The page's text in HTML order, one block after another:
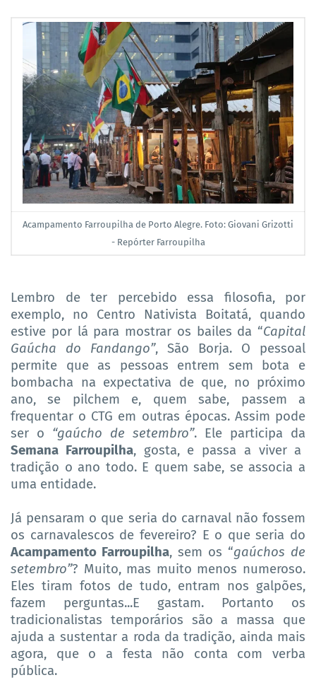
Acampamento Farroupilha de Porto Alegre. Foto: Giovani Grizotti
- Repórter Farroupilha
Lembro de ter percebido essa filosofia, por
exemplo, no Centro Nativista Boitatá, quando
estive por lá para mostrar os bailes da “Capital
Gaúcha do Fandango”, São Borja. O pessoal
permite que as pessoas entrem sem bota e
bombacha na expectativa de que, no próximo
ano, se pilchem e, quem sabe, passem a
frequentar o CTG em outras épocas. Assim pode
ser o “gaúcho de setembro”. Ele participa da
Semana Farroupilha, gosta, e passa a viver a
tradição o ano todo. E quem sabe, se associa a
uma entidade.
Já pensaram o que seria do carnaval não fossem
os carnavalescos de fevereiro? E o que seria do
Acampamento Farroupilha, sem os “gaúchos de
setembro”? Muito, mas muito menos numeroso.
Eles tiram fotos de tudo, entram nos galpões,
fazem perguntas...E gastam. Portanto os
tradicionalistas temporários são a massa que
ajuda a sustentar a roda da tradição, ainda mais
agora, que o a festa não conta com verba
pública.